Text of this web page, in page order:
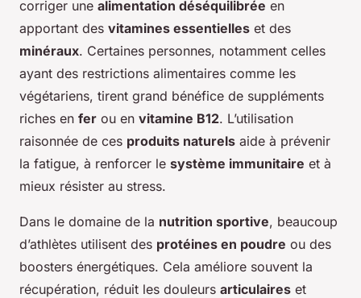
corriger une alimentation déséquilibrée en
apportant des vitamines essentielles et des
minéraux. Certaines personnes, notamment celles
ayant des restrictions alimentaires comme les
végétariens, tirent grand bénéfice de suppléments
riches en fer ou en vitamine B12. L’utilisation
raisonnée de ces produits naturels aide à prévenir
la fatigue, à renforcer le système immunitaire et à
mieux résister au stress.
Dans le domaine de la nutrition sportive, beaucoup
d’athlètes utilisent des protéines en poudre ou des
boosters énergétiques. Cela améliore souvent la
récupération, réduit les douleurs articulaires et